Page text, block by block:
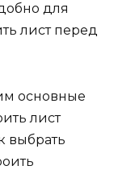
для
лист перед
основные
лист
выбрать